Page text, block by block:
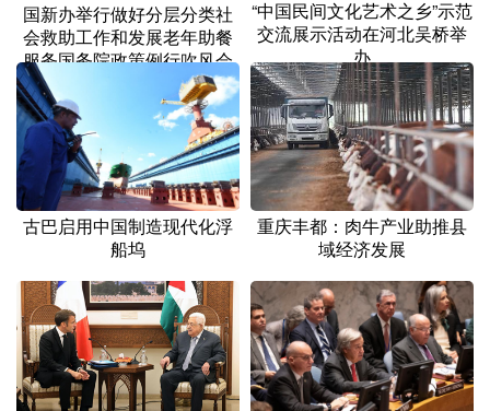
English Español Français عربى
Русский язык
Deutsch Português
国新办举行做好分层分类社
会救助工作和发展老年助餐
服务国务院政策例行吹风会
“中国民间文化艺术之乡”示范
交流展示活动在河北吴桥举
办
古巴启用中国制造现代化浮
船坞
重庆丰都：肉牛产业助推县
域经济发展